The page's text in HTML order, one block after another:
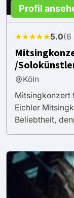
Profil
★★★★★5.0(6
/
Köln
Mitsingkonzert
Eichler
Beliebtheit,